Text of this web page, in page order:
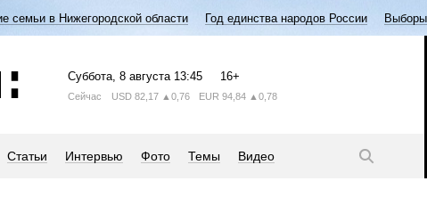
семьи в Нижегородской области Год единства народов России
Суббота, 8 августа 13:45 16+
Сейчас USD 82,17 ▲0,76 EUR 94,84 ▲0,78
Статьи Интервью Фото Темы Видео